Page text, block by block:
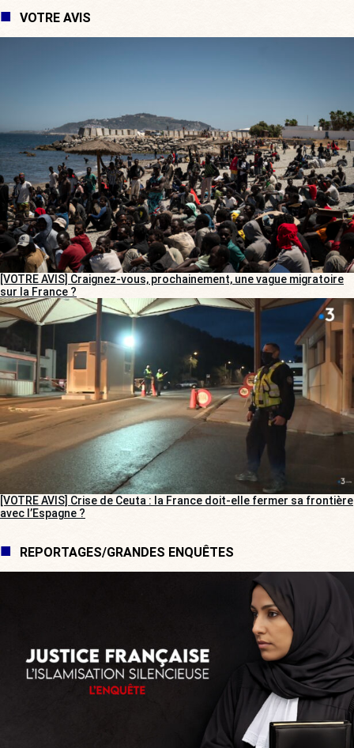
VOTRE AVIS
[VOTRE AVIS] Craignez-vous, prochainement, une vague migratoire
sur la France ?
[VOTRE AVIS] Crise de Ceuta : la France doit-elle fermer sa frontière
avec l’Espagne ?
REPORTAGES/GRANDES ENQUÊTES